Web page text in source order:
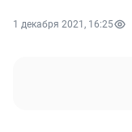
1 декабря 2021, 16:25